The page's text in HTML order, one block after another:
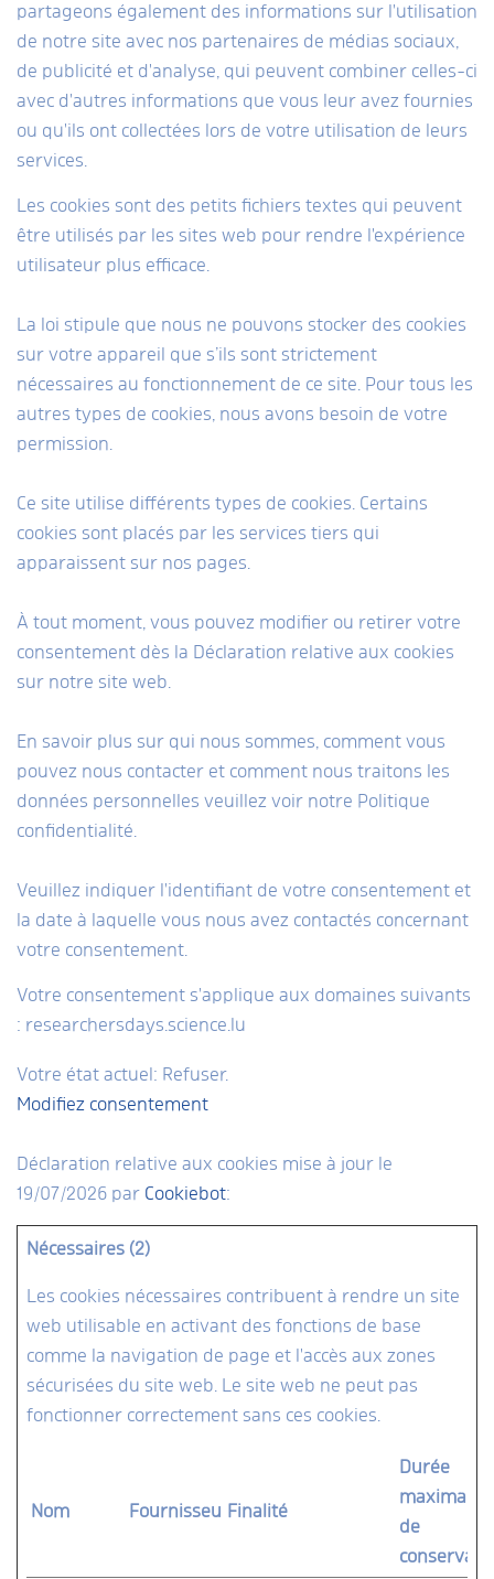
partageons également des informations sur l'utilisation
de notre site avec nos partenaires de médias sociaux,
de publicité et d'analyse, qui peuvent combiner celles-ci
avec d'autres informations que vous leur avez fournies
ou qu'ils ont collectées lors de votre utilisation de leurs
services.
Les cookies sont des petits fichiers textes qui peuvent
être utilisés par les sites web pour rendre l'expérience
utilisateur plus efficace.
La loi stipule que nous ne pouvons stocker des cookies
sur votre appareil que s’ils sont strictement
nécessaires au fonctionnement de ce site. Pour tous les
autres types de cookies, nous avons besoin de votre
permission.
Ce site utilise différents types de cookies. Certains
cookies sont placés par les services tiers qui
apparaissent sur nos pages.
À tout moment, vous pouvez modifier ou retirer votre
consentement dès la Déclaration relative aux cookies
sur notre site web.
En savoir plus sur qui nous sommes, comment vous
pouvez nous contacter et comment nous traitons les
données personnelles veuillez voir notre Politique
confidentialité.
Veuillez indiquer l'identifiant de votre consentement et
la date à laquelle vous nous avez contactés concernant
votre consentement.
Votre consentement s'applique aux domaines suivants
: researchersdays.science.lu
Votre état ​​actuel: Refuser.
Modifiez consentement
Déclaration relative aux cookies mise à jour le
19/07/2026 par Cookiebot:
Nécessaires (2)
Les cookies nécessaires contribuent à rendre un site
web utilisable en activant des fonctions de base
comme la navigation de page et l'accès aux zones
sécurisées du site web. Le site web ne peut pas
fonctionner correctement sans ces cookies.
Nom Fournisseur Finalité
Durée
maximale
de